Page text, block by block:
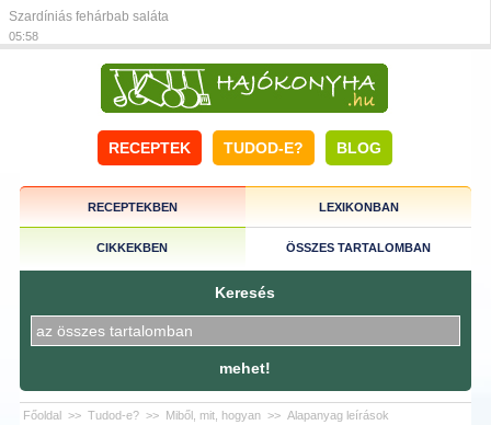
Szardíniás fehárbab saláta
05:58
RECEPTEK TUDOD-E? BLOG
RECEPTEKBEN LEXIKONBAN
CIKKEKBEN ÖSSZES TARTALOMBAN
Keresés
mehet!
Főoldal >> Tudod-e? >> Miből, mit, hogyan >> Alapanyag leírások